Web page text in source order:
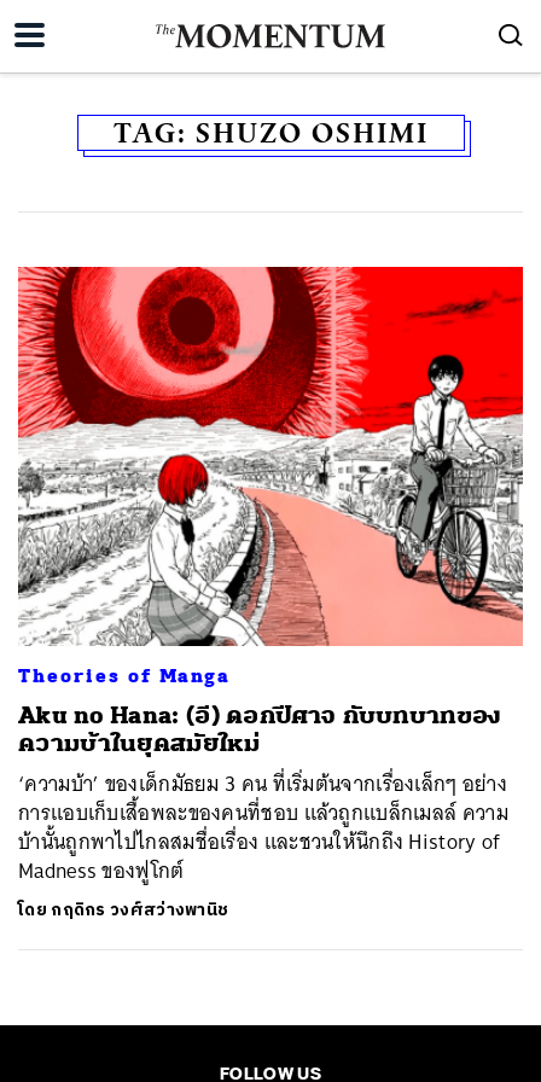
TAG: SHUZO OSHIMI
Theories of Manga
Aku no Hana: (อี) ดอกปีศาจ กับบทบาทของ
ความบ้าในยุคสมัยใหม่
‘ความบ้า’ ของเด็กมัธยม 3 คน ที่เริ่มต้นจากเรื่องเล็กๆ อย่าง
การแอบเก็บเสื้อพละของคนที่ชอบ แล้วถูกแบล็กเมลล์ ความ
บ้านั้นถูกพาไปไกลสมชื่อเรื่อง และชวนให้นึกถึง History of
Madness ของฟูโกต์
โดย กฤดิกร วงศ์สว่างพานิช
FOLLOW US
ค้นหา
SHARE TWEET LINE